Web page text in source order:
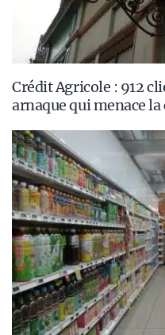
Crédit Agricole : 912
arnaque qui menace